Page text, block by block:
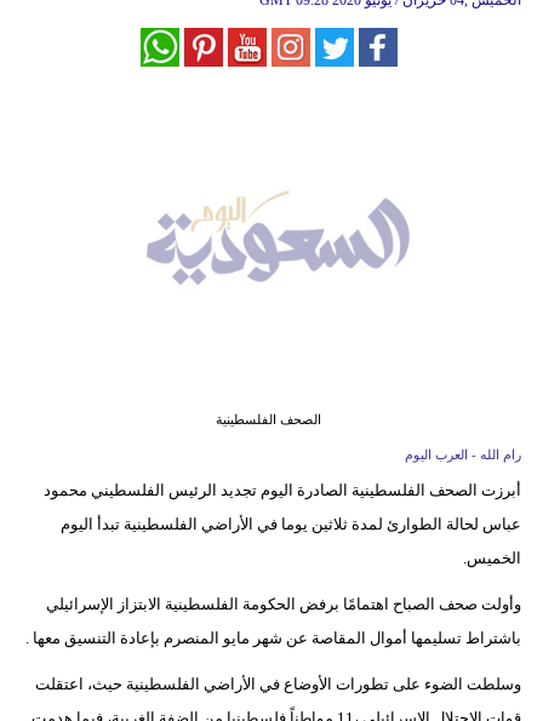
علوم
وتكنولوجيا
مدوَّنات
الصحف الفلسطينية
رام الله - العرب اليوم
أبرزت الصحف الفلسطينية الصادرة اليوم تجديد الرئيس الفلسطيني محمود
عباس لحالة الطوارئ لمدة ثلاثين يوما في الأراضي الفلسطينية تبدأ اليوم
الخميس.
وأولت صحف الصباح اهتمامًا برفض الحكومة الفلسطينية الابتزاز الإسرائيلي
باشتراط تسليمها أموال المقاصة عن شهر مايو المنصرم بإعادة التنسيق معها .
وسلطت الضوء على تطورات الأوضاع في الأراضي الفلسطينية حيث، اعتقلت